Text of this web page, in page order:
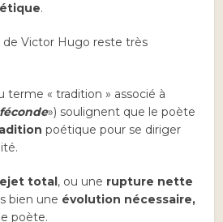
.
de Victor Hugo reste très
terme « tradition » associé à
féconde») soulignent que le poète
poétique pour se diriger
total, ou une rupture nette
bien une évolution nécessaire,
poète.